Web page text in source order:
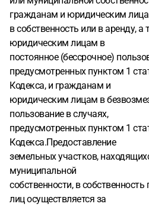
гражданам и юридическим
в собственность или в аренду,
юридическим лицам в
постоянное (бессрочное)
предусмотренных пунктом 1
Кодекса, и гражданам и
юридическим лицам в
пользование в случаях,
предусмотренных пунктом 1
Кодекса.Предоставление
земельных участков,
муниципальной
собственности, в
лиц осуществляется за